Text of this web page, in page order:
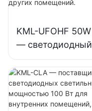
предприятий,
помещений.
KML-UFOHF 50W
— светодиодный
светильник для
высоких
потолков,
предназначенный